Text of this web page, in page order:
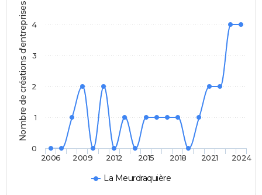
Nombre de créations d'entreprises
La Meurdraquière
2006 2009 2012 2015 2018 2021 2024
0
1
2
3
4